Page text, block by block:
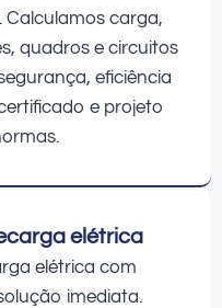
Calculamos carga,
quadros e circuitos
eficiência
e projeto
elétrica
elétrica com
imediata.